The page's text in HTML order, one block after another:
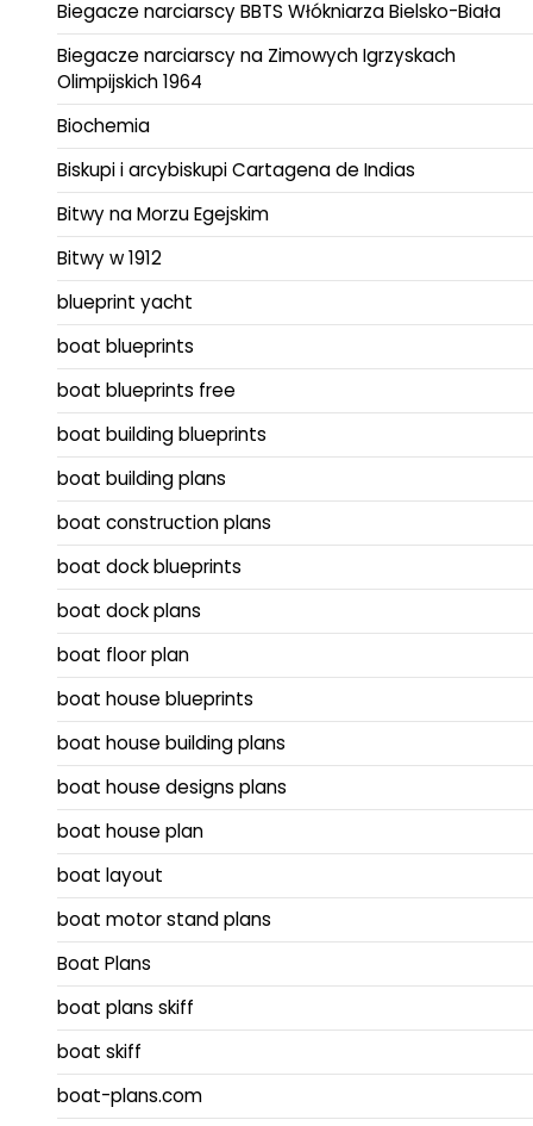
Biegacze narciarscy BBTS Włókniarza Bielsko-Biała
Biegacze narciarscy na Zimowych Igrzyskach
Olimpijskich 1964
Biochemia
Biskupi i arcybiskupi Cartagena de Indias
Bitwy na Morzu Egejskim
Bitwy w 1912
blueprint yacht
boat blueprints
boat blueprints free
boat building blueprints
boat building plans
boat construction plans
boat dock blueprints
boat dock plans
boat floor plan
boat house blueprints
boat house building plans
boat house designs plans
boat house plan
boat layout
boat motor stand plans
Boat Plans
boat plans skiff
boat skiff
boat-plans.com